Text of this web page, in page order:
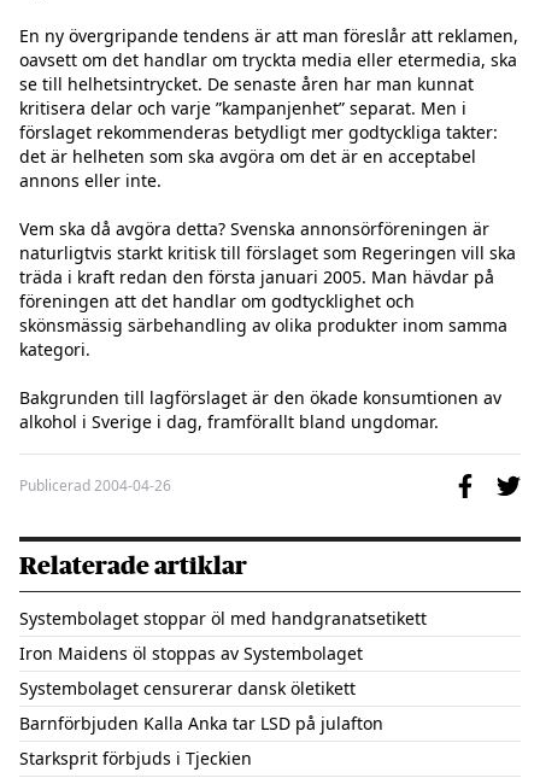
En ny övergripande tendens är att man föreslår att reklamen,
oavsett om det handlar om tryckta media eller etermedia, ska
se till helhetsintrycket. De senaste åren har man kunnat
kritisera delar och varje ”kampanjenhet” separat. Men i
förslaget rekommenderas betydligt mer godtyckliga takter:
det är helheten som ska avgöra om det är en acceptabel
annons eller inte.
Vem ska då avgöra detta? Svenska annonsörföreningen är
naturligtvis starkt kritisk till förslaget som Regeringen vill ska
träda i kraft redan den första januari 2005. Man hävdar på
föreningen att det handlar om godtycklighet och
skönsmässig särbehandling av olika produkter inom samma
kategori.
Bakgrunden till lagförslaget är den ökade konsumtionen av
alkohol i Sverige i dag, framförallt bland ungdomar.
Publicerad2004-04-26
Relaterade artiklar
Systembolaget stoppar öl med handgranatsetikett
Iron Maidens öl stoppas av Systembolaget
Systembolaget censurerar dansk öletikett
Barnförbjuden Kalla Anka tar LSD på julafton
Starksprit förbjuds i Tjeckien